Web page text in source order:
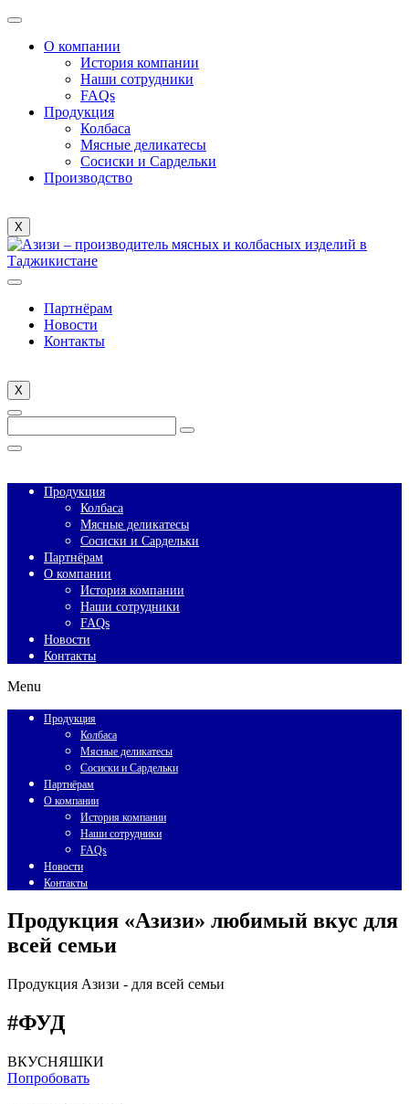
О компании
История компании
Наши сотрудники
FAQs
Продукция
Колбаса
Мясные деликатесы
Сосиски и Сардельки
Производство
X
Партнёрам
Новости
Контакты
X
Enter
Keyword
for:
Search
Close
Продукция
Колбаса
Мясные деликатесы
Сосиски и Сардельки
Партнёрам
О компании
История компании
Наши сотрудники
FAQs
Новости
Контакты
Menu
Продукция
Колбаса
Мясные деликатесы
Сосиски и Сардельки
Партнёрам
О компании
История компании
Наши сотрудники
FAQs
Новости
Контакты
Продукция «Азизи» любимый вкус для
всей семьи
Продукция Азизи - для всей семьи
#ФУД
ВКУСНЯШКИ
Попробовать